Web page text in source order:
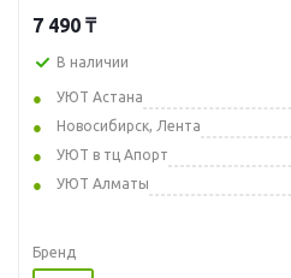
7 490 ₸
В наличии
УЮТ Астана
Новосибирск, Лента
УЮТ в тц Апорт
УЮТ Алматы
Бренд